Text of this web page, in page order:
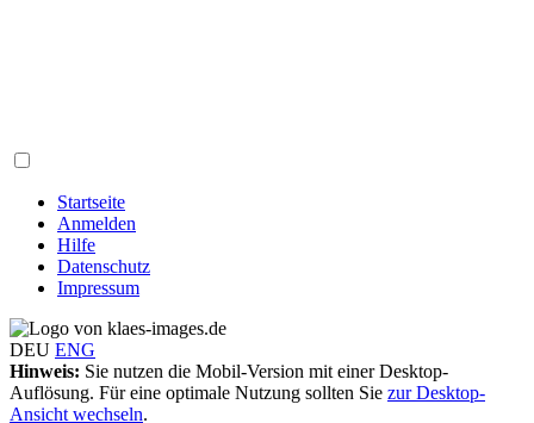
Startseite
Anmelden
Hilfe
Datenschutz
Impressum
DEU ENG
Hinweis: Sie nutzen die Mobil-Version mit einer Desktop-
Auflösung. Für eine optimale Nutzung sollten Sie zur Desktop-
Ansicht wechseln.